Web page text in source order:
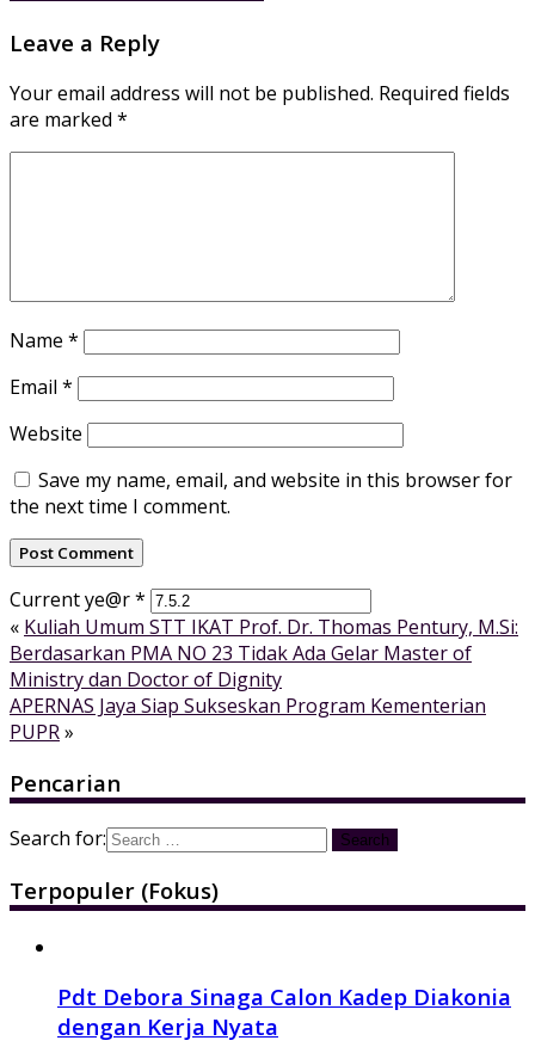
Leave a Reply
Your email address will not be published. Required fields
are marked *
Name *
Email *
Website
Save my name, email, and website in this browser for
the next time I comment.
Current ye@r*
« Kuliah Umum STT IKAT Prof. Dr. Thomas Pentury, M.Si:
Berdasarkan PMA NO 23 Tidak Ada Gelar Master of
Ministry dan Doctor of Dignity
APERNAS Jaya Siap Sukseskan Program Kementerian
PUPR»
Pencarian
Search for:
Terpopuler (Fokus)
Pdt Debora Sinaga Calon Kadep Diakonia
dengan Kerja Nyata